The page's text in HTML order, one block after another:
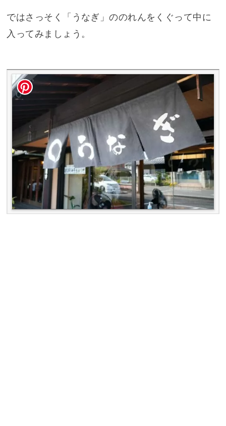
ではさっそく「うなぎ」ののれんをくぐって中に
入ってみましょう。